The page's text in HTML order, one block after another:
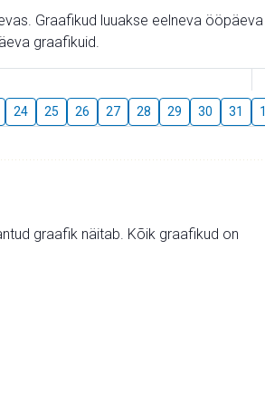
Graafikud luuakse eelneva ööpäeva
graafikuid.
24 25 26 27 28 29 30 31 1
graafik näitab. Kõik graafikud on